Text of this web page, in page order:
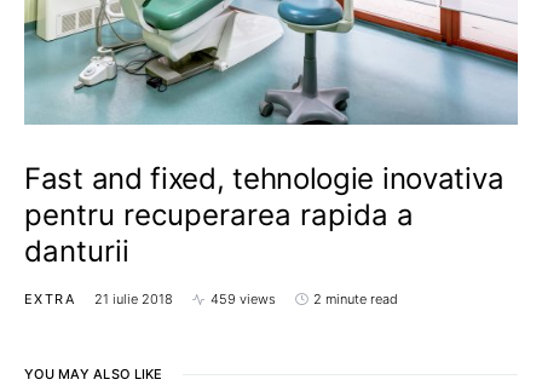
Fast and fixed, tehnologie inovativa
pentru recuperarea rapida a
danturii
EXTRA 21 iulie 2018 459 views 2 minute read
YOU MAY ALSO LIKE